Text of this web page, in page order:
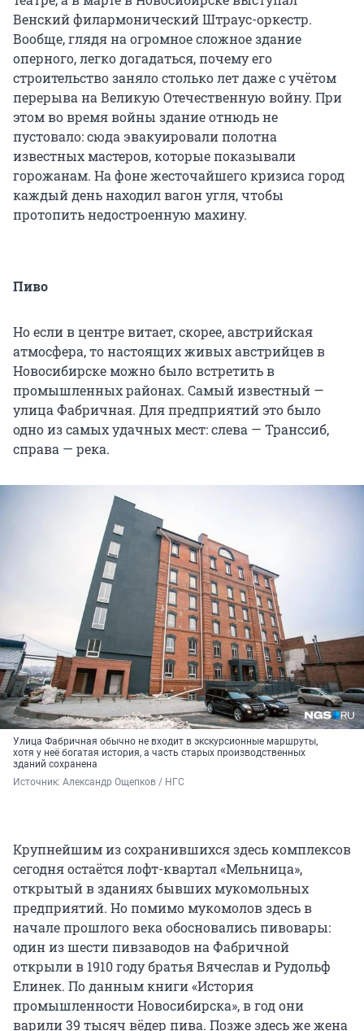
Венский филармонический Штраус-оркестр.
Вообще, глядя на огромное сложное здание
оперного, легко догадаться, почему его
строительство заняло столько лет даже с учётом
перерыва на Великую Отечественную войну. При
этом во время войны здание отнюдь не
пустовало: сюда эвакуировали полотна
известных мастеров, которые показывали
горожанам. На фоне жесточайшего кризиса город
каждый день находил вагон угля, чтобы
протопить недостроенную махину.
Пиво
Но если в центре витает, скорее, австрийская
атмосфера, то настоящих живых австрийцев в
Новосибирске можно было встретить в
промышленных районах. Самый известный —
улица Фабричная. Для предприятий это было
одно из самых удачных мест: слева — Транссиб,
справа — река.
Улица Фабричная обычно не входит в экскурсионные маршруты,
хотя у неё богатая история, а часть старых производственных
зданий сохранена
Источник: Александр Ощепков / НГС
Крупнейшим из сохранившихся здесь комплексов
сегодня остаётся лофт-квартал «Мельница»,
открытый в зданиях бывших мукомольных
предприятий. Но помимо мукомолов здесь в
начале прошлого века обосновались пивовары:
один из шести пивзаводов на Фабричной
открыли в 1910 году братья Вячеслав и Рудольф
Елинек. По данным книги «История
промышленности Новосибирска», в год они
варили 39 тысяч вёдер пива. Позже здесь же жена